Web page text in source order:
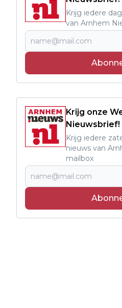
Krijg iedere
van Arnhem
Krijg onze
Nieuwsbrief!
Krijg iedere
nieuws van
mailbox